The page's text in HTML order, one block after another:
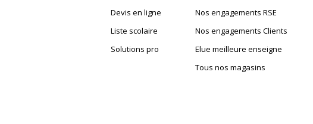
Devis en ligne
Liste scolaire
Solutions pro
Nos engagements RSE
Nos engagements Clients
Elue meilleure enseigne
Tous nos magasins